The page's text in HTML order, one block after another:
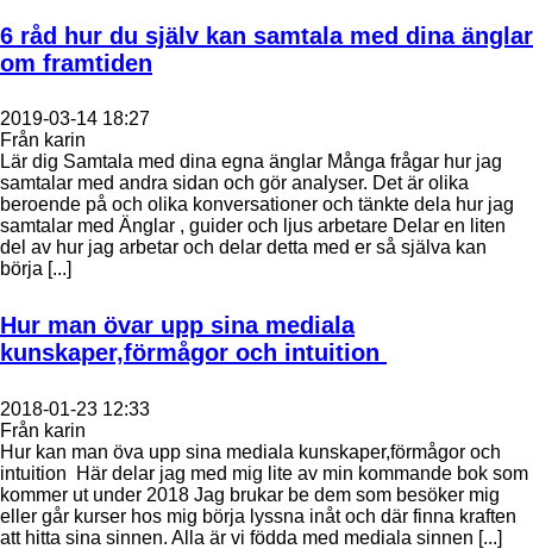
6 råd hur du själv kan samtala med dina änglar
om framtiden
2019-03-14 18:27
Från karin
Lär dig Samtala med dina egna änglar Många frågar hur jag
samtalar med andra sidan och gör analyser. Det är olika
beroende på och olika konversationer och tänkte dela hur jag
samtalar med Änglar , guider och ljus arbetare Delar en liten
del av hur jag arbetar och delar detta med er så själva kan
börja [...]
Hur man övar upp sina mediala
kunskaper,förmågor och intuition
2018-01-23 12:33
Från karin
Hur kan man öva upp sina mediala kunskaper,förmågor och
intuition Här delar jag med mig lite av min kommande bok som
kommer ut under 2018 Jag brukar be dem som besöker mig
eller går kurser hos mig börja lyssna inåt och där finna kraften
att hitta sina sinnen. Alla är vi födda med mediala sinnen [...]